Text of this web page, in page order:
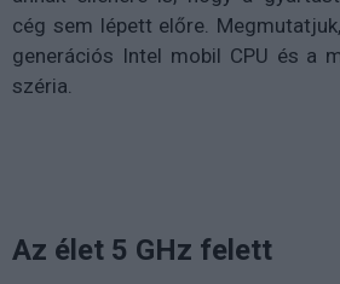
cég sem lépett előre.
generációs Intel mobil CPU és a
széria.
Az élet 5 GHz felett